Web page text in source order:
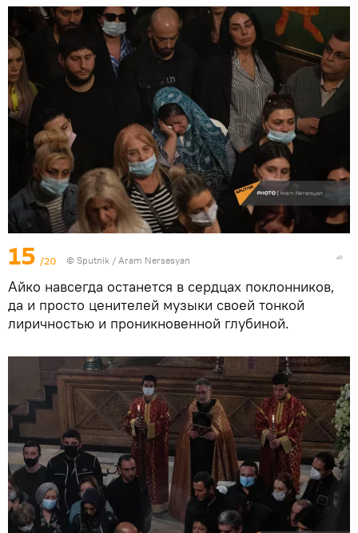
15 /20 © Sputnik / Aram Nersesyan
Айко навсегда останется в сердцах поклонников,
да и просто ценителей музыки своей тонкой
лиричностью и проникновенной глубиной.